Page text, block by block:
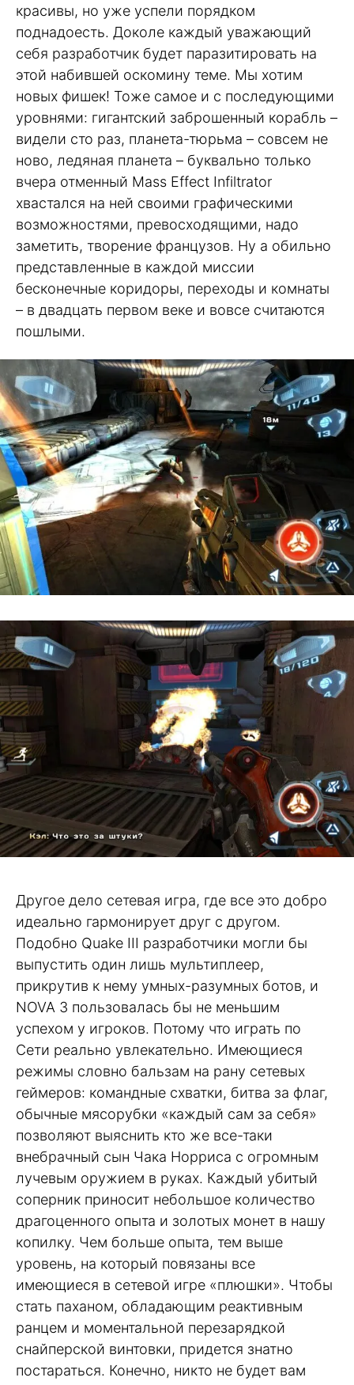
красивы, но уже успели порядком
поднадоесть. Доколе каждый уважающий
себя разработчик будет паразитировать на
этой набившей оскомину теме. Мы хотим
новых фишек! Тоже самое и с последующими
уровнями: гигантский заброшенный корабль –
видели сто раз, планета-тюрьма – совсем не
ново, ледяная планета – буквально только
вчера отменный Mass Effect Infiltrator
хвастался на ней своими графическими
возможностями, превосходящими, надо
заметить, творение французов. Ну а обильно
представленные в каждой миссии
бесконечные коридоры, переходы и комнаты
– в двадцать первом веке и вовсе считаются
пошлыми.
Другое дело сетевая игра, где все это добро
идеально гармонирует друг с другом.
Подобно Quake III разработчики могли бы
выпустить один лишь мультиплеер,
прикрутив к нему умных-разумных ботов, и
NOVA 3 пользовалась бы не меньшим
успехом у игроков. Потому что играть по
Сети реально увлекательно. Имеющиеся
режимы словно бальзам на рану сетевых
геймеров: командные схватки, битва за флаг,
обычные мясорубки «каждый сам за себя»
позволяют выяснить кто же все-таки
внебрачный сын Чака Норриса с огромным
лучевым оружием в руках. Каждый убитый
соперник приносит небольшое количество
драгоценного опыта и золотых монет в нашу
копилку. Чем больше опыта, тем выше
уровень, на который повязаны все
имеющиеся в сетевой игре «плюшки». Чтобы
стать паханом, обладающим реактивным
ранцем и моментальной перезарядкой
снайперской винтовки, придется знатно
постараться. Конечно, никто не будет вам